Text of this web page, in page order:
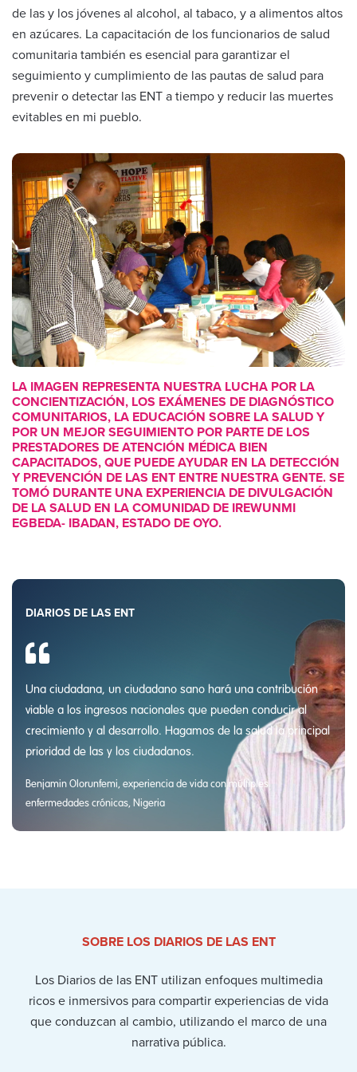
de las y los jóvenes al alcohol, al tabaco, y a alimentos altos
en azúcares. La capacitación de los funcionarios de salud
comunitaria también es esencial para garantizar el
seguimiento y cumplimiento de las pautas de salud para
prevenir o detectar las ENT a tiempo y reducir las muertes
evitables en mi pueblo.
LA IMAGEN REPRESENTA NUESTRA LUCHA POR LA
CONCIENTIZACIÓN, LOS EXÁMENES DE DIAGNÓSTICO
COMUNITARIOS, LA EDUCACIÓN SOBRE LA SALUD Y
POR UN MEJOR SEGUIMIENTO POR PARTE DE LOS
PRESTADORES DE ATENCIÓN MÉDICA BIEN
CAPACITADOS, QUE PUEDE AYUDAR EN LA DETECCIÓN
Y PREVENCIÓN DE LAS ENT ENTRE NUESTRA GENTE. SE
TOMÓ DURANTE UNA EXPERIENCIA DE DIVULGACIÓN
DE LA SALUD EN LA COMUNIDAD DE IREWUNMI
EGBEDA- IBADAN, ESTADO DE OYO.
DIARIOS DE LAS ENT
Una ciudadana, un ciudadano sano hará una contribución
viable a los ingresos nacionales que pueden conducir al
crecimiento y al desarrollo. Hagamos de la salud la principal
prioridad de las y los ciudadanos.
Benjamin Olorunfemi, experiencia de vida con múltiples
enfermedades crónicas, Nigeria
SOBRE LOS DIARIOS DE LAS ENT
Los Diarios de las ENT utilizan enfoques multimedia
ricos e inmersivos para compartir experiencias de vida
que conduzcan al cambio, utilizando el marco de una
narrativa pública.